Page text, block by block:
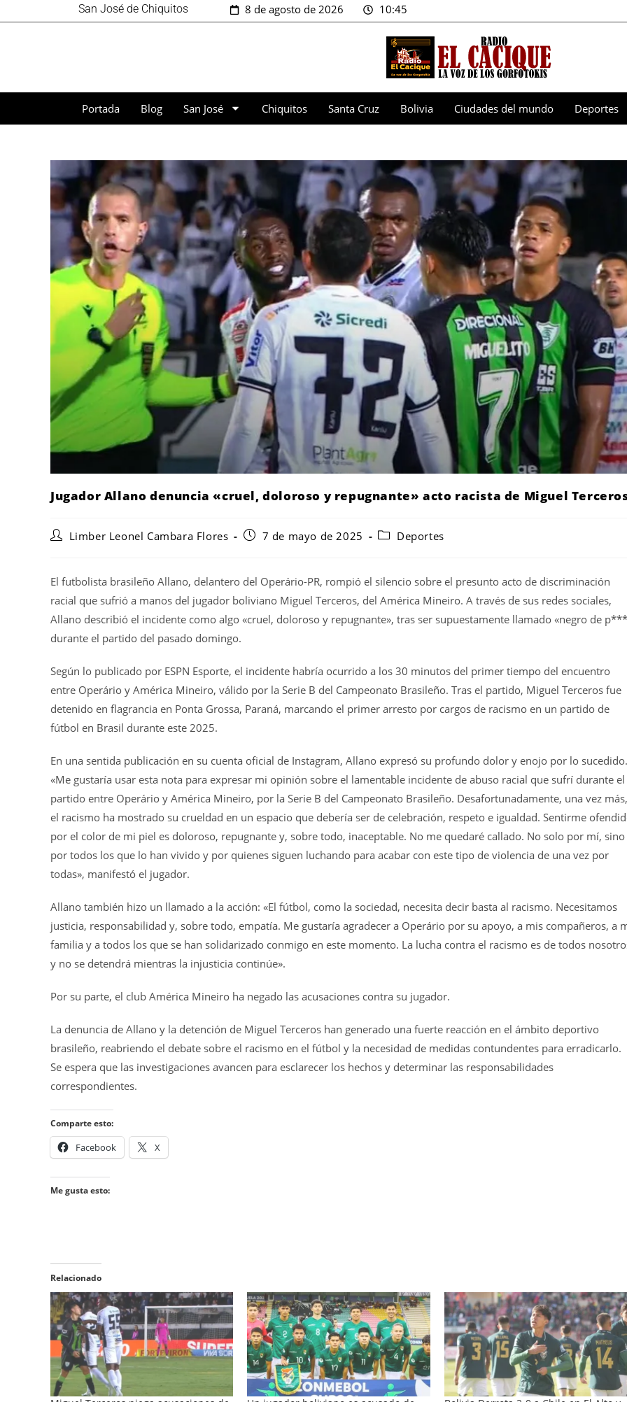
San José de Chiquitos 8 de agosto de 2026 10:45
Portada Blog San José Chiquitos Santa Cruz Bolivia Ciudades del mundo Deportes
Jugador Allano denuncia «cruel, doloroso y repugnante» acto racista de Miguel
Limber Leonel Cambara Flores 7 de mayo de 2025 Deportes
El futbolista brasileño Allano, delantero del Operário-PR, rompió el silencio sobre el presunto acto de discriminación
racial que sufrió a manos del jugador boliviano Miguel Terceros, del América Mineiro. A través de sus redes sociales,
Allano describió el incidente como algo «cruel, doloroso y repugnante», tras ser supuestamente llamado «negro de
durante el partido del pasado domingo.
Según lo publicado por ESPN Esporte, el incidente habría ocurrido a los 30 minutos del primer tiempo del encuentro
entre Operário y América Mineiro, válido por la Serie B del Campeonato Brasileño. Tras el partido, Miguel Terceros fue
detenido en flagrancia en Ponta Grossa, Paraná, marcando el primer arresto por cargos de racismo en un partido de
fútbol en Brasil durante este 2025.
En una sentida publicación en su cuenta oficial de Instagram, Allano expresó su profundo dolor y enojo por lo sucedido.
«Me gustaría usar esta nota para expresar mi opinión sobre el lamentable incidente de abuso racial que sufrí durante el
partido entre Operário y América Mineiro, por la Serie B del Campeonato Brasileño. Desafortunadamente, una vez más,
el racismo ha mostrado su crueldad en un espacio que debería ser de celebración, respeto e igualdad. Sentirme
por el color de mi piel es doloroso, repugnante y, sobre todo, inaceptable. No me quedaré callado. No solo por mí, sino
por todos los que lo han vivido y por quienes siguen luchando para acabar con este tipo de violencia de una vez por
todas», manifestó el jugador.
Allano también hizo un llamado a la acción: «El fútbol, como la sociedad, necesita decir basta al racismo. Necesitamos
justicia, responsabilidad y, sobre todo, empatía. Me gustaría agradecer a Operário por su apoyo, a mis compañeros, a
familia y a todos los que se han solidarizado conmigo en este momento. La lucha contra el racismo es de todos
y no se detendrá mientras la injusticia continúe».
Por su parte, el club América Mineiro ha negado las acusaciones contra su jugador.
La denuncia de Allano y la detención de Miguel Terceros han generado una fuerte reacción en el ámbito deportivo
brasileño, reabriendo el debate sobre el racismo en el fútbol y la necesidad de medidas contundentes para erradicarlo.
Se espera que las investigaciones avancen para esclarecer los hechos y determinar las responsabilidades
correspondientes.
Comparte esto:
Facebook X
Me gusta esto:
Relacionado